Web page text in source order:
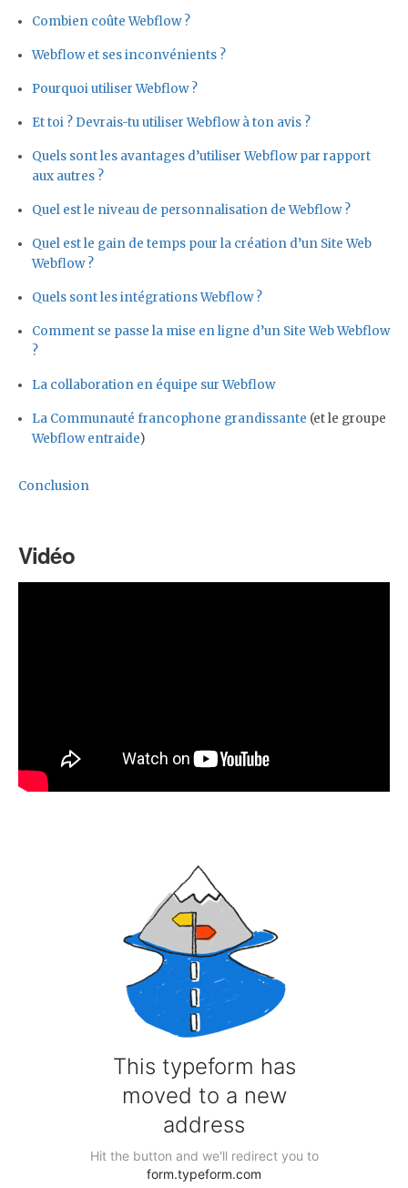
Combien coûte Webflow ?
Webflow et ses inconvénients ?
Pourquoi utiliser Webflow ?
Et toi ? Devrais-tu utiliser Webflow à ton avis ?
Quels sont les avantages d’utiliser Webflow par rapport
aux autres ?
Quel est le niveau de personnalisation de Webflow ?
Quel est le gain de temps pour la création d’un Site Web
Webflow ?
Quels sont les intégrations Webflow ?
Comment se passe la mise en ligne d’un Site Web Webflow
?
La collaboration en équipe sur Webflow
La Communauté francophone grandissante (et le groupe
Webflow entraide)
Conclusion
Vidéo